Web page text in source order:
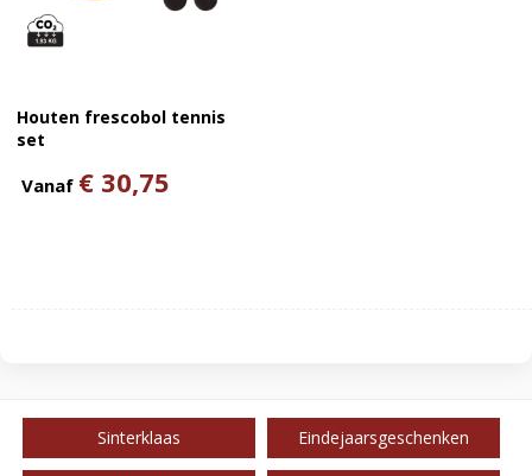
Houten frescobol tennis
set
Vanaf € 30,75
Sinterklaas Eindejaarsgeschenken